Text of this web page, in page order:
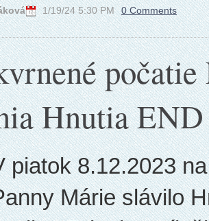
1/19/24 5:30 PM 0 Comments
Hnutia END
piatok 8.12.2023
Márie slávilo